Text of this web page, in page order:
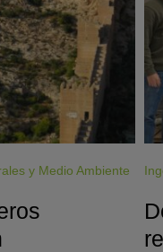
y Medio Ambiente